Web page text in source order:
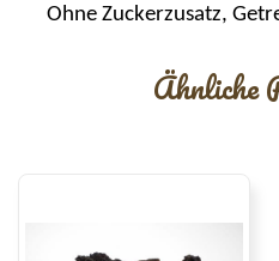
Ohne Zuckerzusatz,
Ähnliche